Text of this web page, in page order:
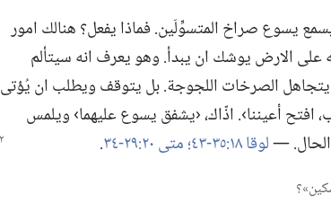
يسوع صراخ المتسوِّلَين.‏ فماذا يفعل؟‏ هنالك امور
على الارض يوشك ان يبدأ.‏ وهو يعرف انه سيتألم
يتجاهل الصرخات اللجوجة.‏ بل يتوقف ويطلب ان يُؤتى
افتح أعيننا›.‏ اذّاك،‏ ‹يشفق يسوع عليهما› ويلمس
—‏لوقا ١٨:‏​٣٥-‏٤٣؛‏ متى ٢٠:‏​٢٩-‏٣٤ ‏.‏